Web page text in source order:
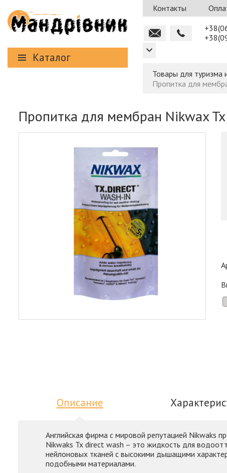
Каталог
Контакты
Товары для туризма
Пропитка для
Пропитка для мембран Nikwax
Описание
Английская фирма с мировой репутацией Nikwaks
Nikwaks Tx direct wash – это жидкость для
нейлоновых тканей с высокими дышащими
подобными материалами.